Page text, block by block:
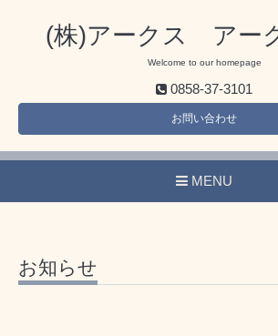
(株)アークス アー
Welcome to our homepage
0858-37-3101
お問い合わせ
MENU
お知らせ